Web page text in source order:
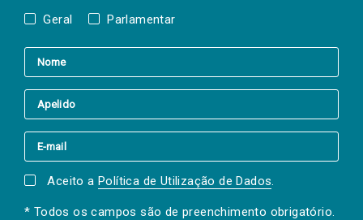
Geral Parlamentar
Aceito a Política de Utilização de Dados.
* Todos os campos são de preenchimento obrigatório.